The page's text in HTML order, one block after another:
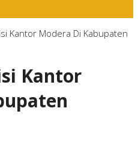
Kantor Modera Di Kabupaten
Kantor